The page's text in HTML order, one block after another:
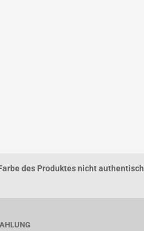
des Produktes nicht authentisch